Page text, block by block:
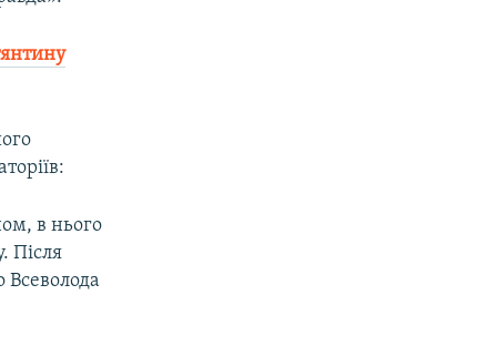
в нього
Після
Всеволода